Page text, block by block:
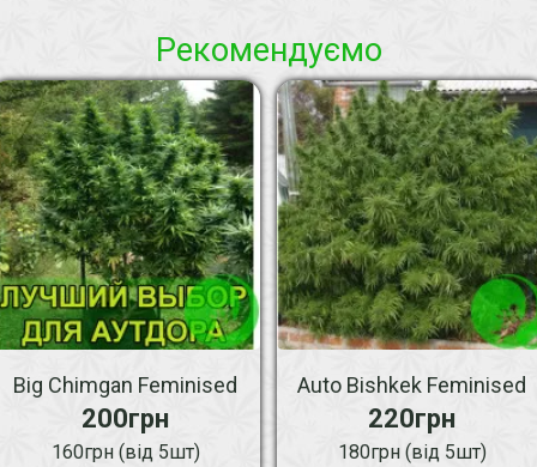
Рекомендуємо
Big Chimgan Feminised
200грн
160грн (від 5шт)
Auto Bishkek Feminised
220грн
180грн (від 5шт)